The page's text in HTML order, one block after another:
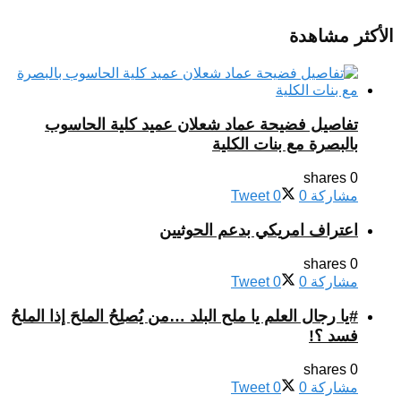
الأكثر مشاهدة
تفاصيل فضيحة عماد شعلان عميد كلية الحاسوب
بالبصرة مع بنات الكلية
0 shares
مشاركة 0
Tweet 0
اعتراف امريكي بدعم الحوثيين
0 shares
مشاركة 0
Tweet 0
#يا رجال العلم يا ملح البلد …من يُصلِحُ الملحَ إذا الملحُ
فسد ؟!
0 shares
مشاركة 0
Tweet 0